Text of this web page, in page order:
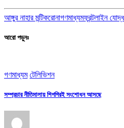
আঙ্গুর নাহার মন্টিকরোনাগণমাধ্যমফ্রন্টলাইন
আরো পড়ুনঃ
গণমাধ্যম টেলিভিশন
সম্প্রচার নীতিমালায় শিগগিরই সংশোধন আসছে